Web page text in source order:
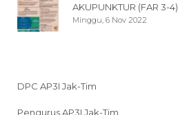
AKUPUNKTUR (FAR 3-4)
Minggu, 6 Nov 2022
DPC AP3I Jak-Tim
Pengurus AP3I Jak-Tim